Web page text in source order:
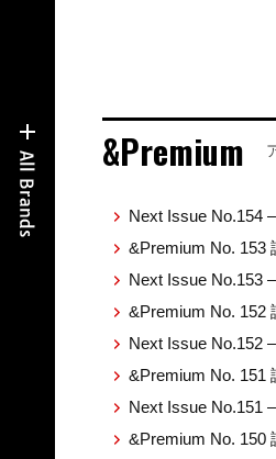
&Premium
Next Issue No.154
&Premium No. 153
Next Issue No.153
&Premium No. 152
Next Issue No.152
&Premium No. 151
Next Issue No.151
&Premium No. 150